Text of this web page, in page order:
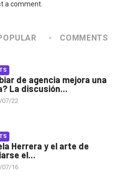
a comment.
COMMENTS
de agencia mejora una
La discusión...
07/22
Herrera y el arte de
el...
07/16